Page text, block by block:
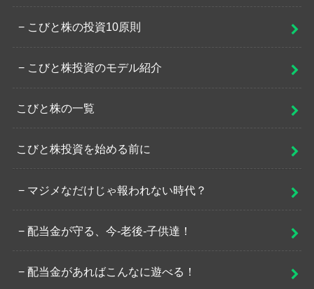
こびと株の投資10原則
こびと株投資のモデル紹介
こびと株の一覧
こびと株投資を始める前に
マジメなだけじゃ報われない時代？
配当金が守る、今-老後-子供達！
配当金があればこんなに遊べる！